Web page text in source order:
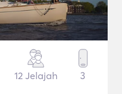
12 Jelajah 3